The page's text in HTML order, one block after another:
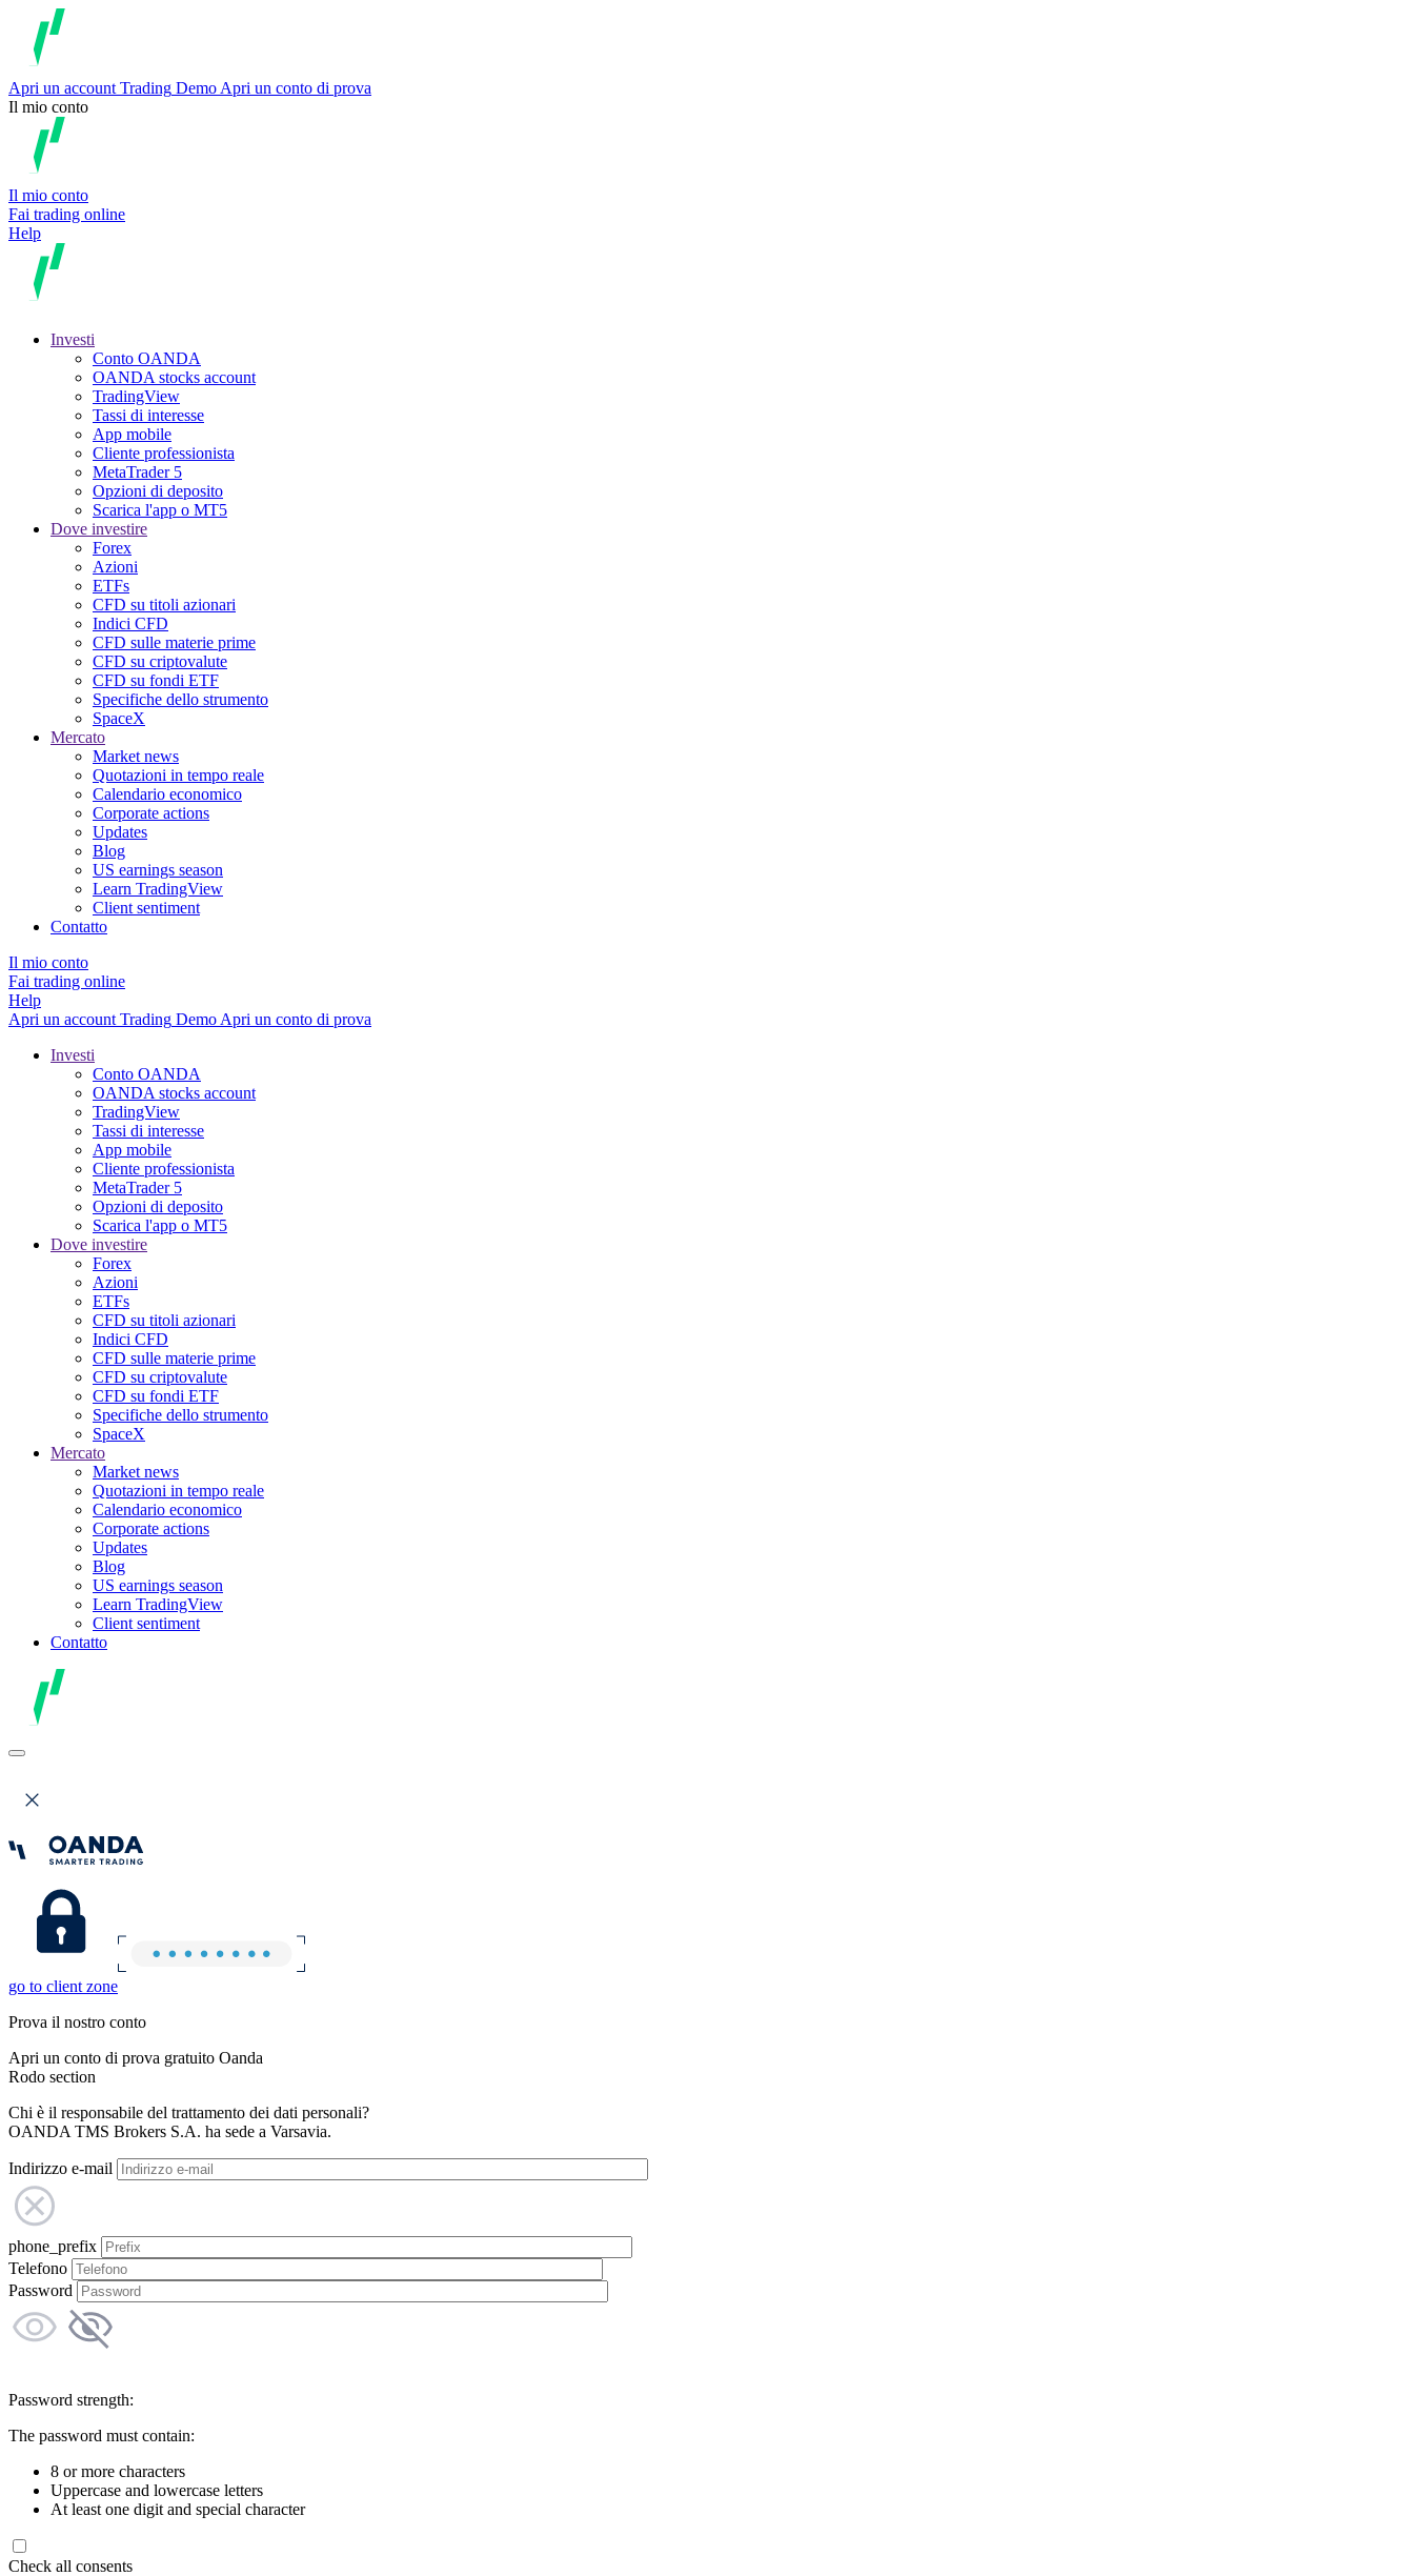
Apri un account Trading Demo Apri un conto di prova
Il mio conto
Il mio conto
Fai trading online
Help
Investi
Conto OANDA
OANDA stocks account
TradingView
Tassi di interesse
App mobile
Cliente professionista
MetaTrader 5
Opzioni di deposito
Scarica l'app o MT5
Dove investire
Forex
Azioni
ETFs
CFD su titoli azionari
Indici CFD
CFD sulle materie prime
CFD su criptovalute
CFD su fondi ETF
Specifiche dello strumento
SpaceX
Mercato
Market news
Quotazioni in tempo reale
Calendario economico
Corporate actions
Updates
Blog
US earnings season
Learn TradingView
Client sentiment
Contatto
Il mio conto
Fai trading online
Help
Apri un account Trading Demo Apri un conto di prova
Investi
Conto OANDA
OANDA stocks account
TradingView
Tassi di interesse
App mobile
Cliente professionista
MetaTrader 5
Opzioni di deposito
Scarica l'app o MT5
Dove investire
Forex
Azioni
ETFs
CFD su titoli azionari
Indici CFD
CFD sulle materie prime
CFD su criptovalute
CFD su fondi ETF
Specifiche dello strumento
SpaceX
Mercato
Market news
Quotazioni in tempo reale
Calendario economico
Corporate actions
Updates
Blog
US earnings season
Learn TradingView
Client sentiment
Contatto
go to client zone
Prova il nostro conto
Apri un conto di prova gratuito Oanda
Rodo section
Chi è il responsabile del trattamento dei dati personali?
OANDA TMS Brokers S.A. ha sede a Varsavia.
Indirizzo e-mail
phone_prefix
Telefono
Password
Password strength:
The password must contain:
8 or more characters
Uppercase and lowercase letters
At least one digit and special character
Check all consents